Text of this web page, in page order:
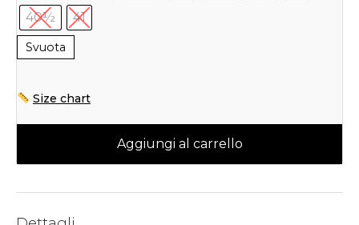
40½
41
Svuota
Size chart
Aggiungi al carrello